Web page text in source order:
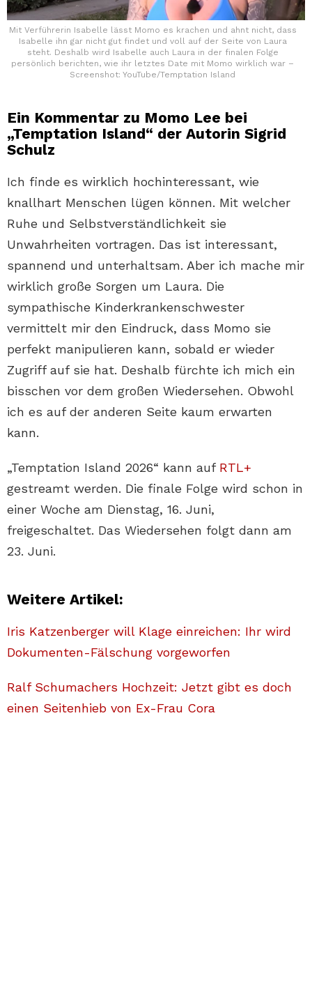
Mit Verführerin Isabelle lässt Momo es krachen und ahnt nicht, dass
Isabelle ihn gar nicht gut findet und voll auf der Seite von Laura
steht. Deshalb wird Isabelle auch Laura in der finalen Folge
persönlich berichten, wie ihr letztes Date mit Momo wirklich war –
Screenshot: YouTube/Temptation Island
Ein Kommentar zu Momo Lee bei
„Temptation Island“ der Autorin Sigrid
Schulz
Ich finde es wirklich hochinteressant, wie
knallhart Menschen lügen können. Mit welcher
Ruhe und Selbstverständlichkeit sie
Unwahrheiten vortragen. Das ist interessant,
spannend und unterhaltsam. Aber ich mache mir
wirklich große Sorgen um Laura. Die
sympathische Kinderkrankenschwester
vermittelt mir den Eindruck, dass Momo sie
perfekt manipulieren kann, sobald er wieder
Zugriff auf sie hat. Deshalb fürchte ich mich ein
bisschen vor dem großen Wiedersehen. Obwohl
ich es auf der anderen Seite kaum erwarten
kann.
„Temptation Island 2026“ kann auf RTL+
gestreamt werden. Die finale Folge wird schon in
einer Woche am Dienstag, 16. Juni,
freigeschaltet. Das Wiedersehen folgt dann am
23. Juni.
Weitere Artikel:
Iris Katzenberger will Klage einreichen: Ihr wird
Dokumenten-Fälschung vorgeworfen
Ralf Schumachers Hochzeit: Jetzt gibt es doch
einen Seitenhieb von Ex-Frau Cora